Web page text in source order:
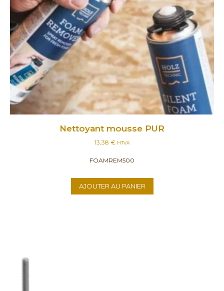
Nettoyant mousse PUR
13,38 € HTVA
FOAMREM500
AJOUTER AU PANIER